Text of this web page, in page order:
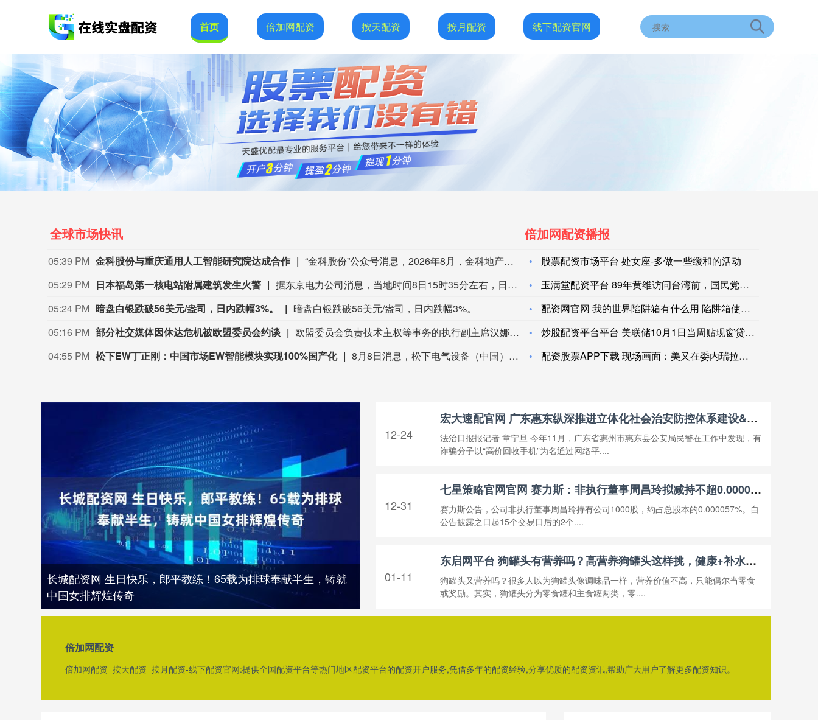
首页 倍加网配资 按天配资 按月配资 线下配资官网
全球市场快讯
05:39 PM 金科股份与重庆通用人工智能研究院达成合作
“金科股份”公众号消息，2026年8月，金科地产集团股份有限公司（简称“金科股份”）与重庆通用人工智能研究院在重庆正式签署全方位合作协议。双方将依托通用人工智能前沿技术，落地不动产全场景智慧解决方案，合力打造重庆“人工智能+不动产”产业标杆项目。
05:29 PM 日本福岛第一核电站附属建筑发生火警
据东京电力公司消息，当地时间8日15时35分左右，日本福岛第一核电站5号、6号机组服务建筑3、4层的火灾报警器发生启动。东京电力公司于当天16时01分向双叶消防本部报警。随后，消防部门赶赴现场确认，但未发现明火或冒烟。事件对核电站厂区设备没有造成影响，监测点以及厂区边界的尘埃监测仪等所测得的放射线量也未发现异常。（央视新闻）
05:24 PM 暗盘白银跌破56美元/盎司，日内跌幅3%。
暗盘白银跌破56美元/盎司，日内跌幅3%。
05:16 PM 部分社交媒体因休达危机被欧盟委员会约谈
欧盟委员会负责技术主权等事务的执行副主席汉娜·维尔库宁7日在社交媒体上表示，欧盟委员会当天就西班牙飞地休达局势约谈短视频平台TikTok和美国元公司（Meta），要求平台在危机期间加强内容监测并采取果断措施。 维尔库宁在社交媒体平台X上说，在危机情况下，社交媒体平台必须果断采取行动，维护数字空间完整性。她表示，平台应加强对相关内容的监测，并强化与事实核查机构的合作。 休达位于非洲西北部、直布罗陀海峡附近的地中海沿岸，与摩洛哥接壤。日前，大批非法移民从摩洛哥方向进入休达，引发近年来西班牙最严重的边境移民危机。 据德新社等媒体报道，一些进入休达的非法移民表示，他们此前从社交媒体获悉所谓“边境开放”“休达将提供住宿”以及“进入休达后可继续前往西班牙本土”等信息。 休达危机也引发了欧盟内部围绕外部边境管控和移民政策的新一轮争议。维尔库宁表示，欧盟委员会将于10日继续跟进相关情况。(新华社)
04:55 PM 松下EW丁正刚：中国市场EW智能模块实现100%国产化 8月8日消息，松下电气设备（中国）有限公司电材营销本部长丁正刚称，松下EW智能模块的产品，已实现100%国产化。未来松下EW积极推进照明、开关和全屋智能业务，聚焦重庆、成都、昆明等重点西部城市。（界面新闻）
倍加网配资播报
股票配资市场平台 处女座-多做一些缓和的活动
玉满堂配资平台 89年黄维访问台湾前，国民党方面力劝他留在台
配资网官网 我的世界陷阱箱有什么用 陷阱箱使用技巧分享
炒股配资平台平台 美联储10月1日当周贴现窗贷款余额71.7
配资股票APP下载 现场画面：美又在委内瑞拉海域扣押油轮 委
长城配资网 生日快乐，郎平教练！65载为排球奉献半生，铸就
中国女排辉煌传奇
宏大速配官网 广东惠东纵深推进立体化社会治安防控体系建设&#32;什么问题突出就整治什么
法治日报报记者 章宁旦 今年11月，广东省惠州市惠东县公安局民警在工作中发现，有
诈骗分子以“高价回收手机”为名通过网络平....
12-24
七星策略官网官网 赛力斯：非执行董事周昌玲拟减持不超0.000057%股份
赛力斯公告，公司非执行董事周昌玲持有公司1000股，约占总股本的0.000057%。自
公告披露之日起15个交易日后的2个....
12-31
东启网平台 狗罐头有营养吗？高营养狗罐头这样挑，健康+补水一举两得
狗罐头又营养吗？很多人以为狗罐头像调味品一样，营养价值不高，只能偶尔当零食
或奖励。其实，狗罐头分为零食罐和主食罐两类，零....
01-11
倍加网配资
倍加网配资_按天配资_按月配资-线下配资官网:提供全国配资平台等热门地区配资平台的配资开户服务,凭借多年的配资经验,分享优质的配资资讯,帮助广大用户了解更多配资知识。